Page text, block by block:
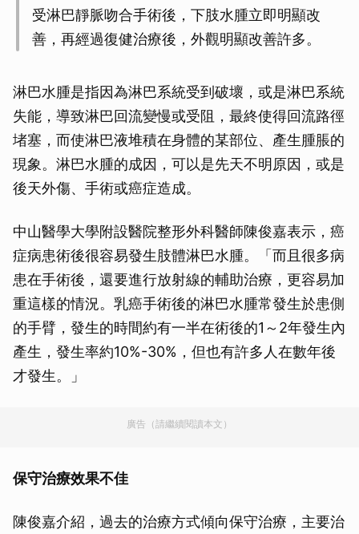
受淋巴靜脈吻合手術後，下肢水腫立即明顯改
善，再經過復健治療後，外觀明顯改善許多。
淋巴水腫是指因為淋巴系統受到破壞，或是淋巴系統
失能，導致淋巴回流變慢或受阻，最終使得回流路徑
堵塞，而使淋巴液堆積在身體的某部位、產生腫脹的
現象。淋巴水腫的成因，可以是先天不明原因，或是
後天外傷、手術或癌症造成。
中山醫學大學附設醫院整形外科醫師陳俊嘉表示，癌
症病患術後很容易發生肢體淋巴水腫。「而且很多病
患在手術後，還要進行放射線的輔助治療，更容易加
重這樣的情況。乳癌手術後的淋巴水腫常發生於患側
的手臂，發生的時間約有一半在術後的1～2年發生內
產生，發生率約10%-30%，但也有許多人在數年後
才發生。」
廣告（請繼續閱讀本文）
保守治療效果不佳
陳俊嘉介紹，過去的治療方式傾向保守治療，主要治